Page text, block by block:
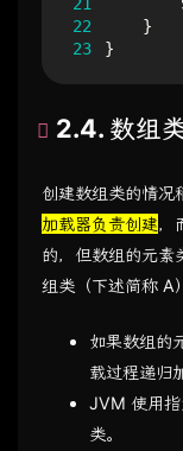
21
22
23
}
}
2.4. 数组
创建数组类的情况
加载器负责创建，
的，但数组的元素
组类（下述简称 A
如果数组的
载过程递归
JVM 使用指
类。